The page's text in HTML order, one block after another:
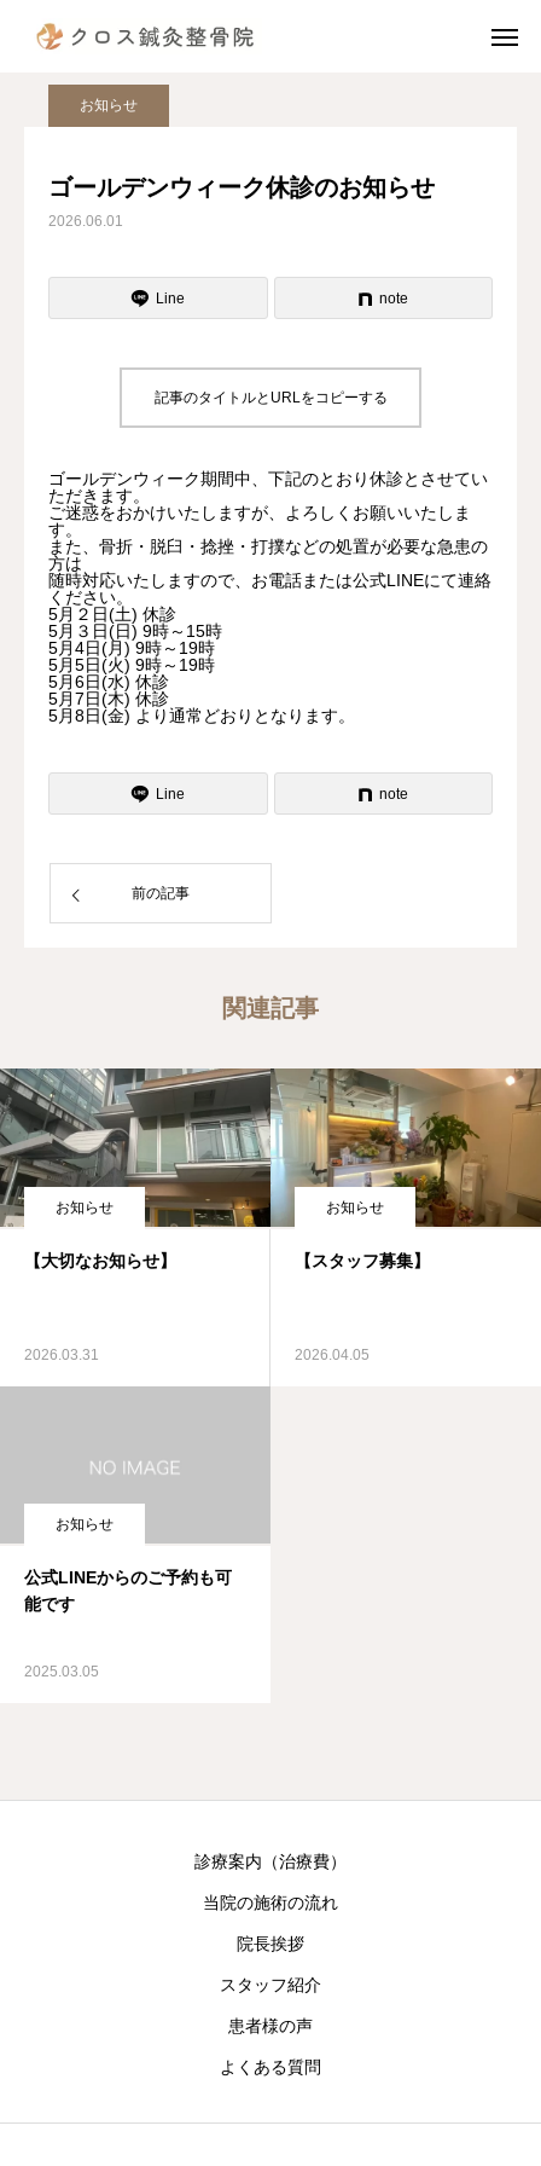
ブログ お知らせ ゴールデンウィーク休診のお知らせ
お知らせ
ゴールデンウィーク休診のお知らせ
2026.06.01
Line note
記事のタイトルとURLをコピーする
ゴールデンウィーク期間中、下記のとおり休診とさせてい
ただきます。
ご迷惑をおかけいたしますが、よろしくお願いいたしま
す。
また、骨折・脱臼・捻挫・打撲などの処置が必要な急患の
方は
随時対応いたしますので、お電話または公式LINEにて連絡
ください。
5月２日(土) 休診
5月３日(日) 9時～15時
5月4日(月) 9時～19時
5月5日(火) 9時～19時
5月6日(水) 休診
5月7日(木) 休診
5月8日(金) より通常どおりとなります。
Line note
前の記事
関連記事
お知らせ
【大切なお知らせ】
2026.03.31
お知らせ
【スタッフ募集】
2026.04.05
お知らせ
公式LINEからのご予約も可
能です
2025.03.05
診療案内（治療費）
当院の施術の流れ
院長挨拶
スタッフ紹介
患者様の声
よくある質問
電話予約
診療案内（治療費）
患者様の声
よくある質問